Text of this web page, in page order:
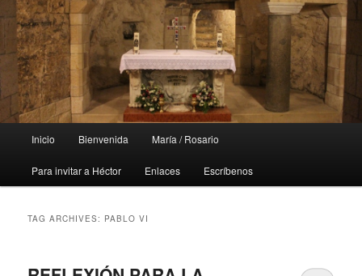
Inicio Bienvenida María / Rosario
Para invitar a Héctor Enlaces Escríbenos
TAG ARCHIVES: PABLO VI